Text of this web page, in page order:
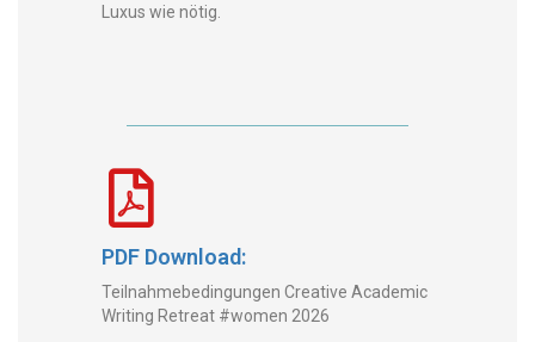
Luxus wie nötig.
PDF Download:
Teil­nah­mebe­din­gun­gen Cre­ative Aca­d­e­m­ic
Writ­ing Retreat #women 2026